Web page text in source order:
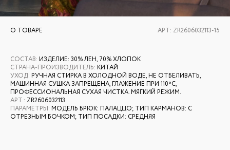
О ТОВАРЕ АРТ: ZR2606032113-15
СОСТАВ: ИЗДЕЛИЕ: 30% ЛЕН, 70% ХЛОПОК
СТРАНА-ПРОИЗВОДИТЕЛЬ: КИТАЙ
УХОД: РУЧНАЯ СТИРКА В ХОЛОДНОЙ ВОДЕ, НЕ ОТБЕЛИВАТЬ,
МАШИННАЯ СУШКА ЗАПРЕЩЕНА, ГЛАЖЕНИЕ ПРИ 110ºС,
ПРОФЕССИОНАЛЬНАЯ СУХАЯ ЧИСТКА. МЯГКИЙ РЕЖИМ.
АРТ.: ZR2606032113
ПАРАМЕТРЫ: МОДЕЛЬ БРЮК: ПАЛАЦЦО; ТИП КАРМАНОВ: С
ОТРЕЗНЫМ БОЧКОМ; ТИП ПОСАДКИ: СРЕДНЯЯ